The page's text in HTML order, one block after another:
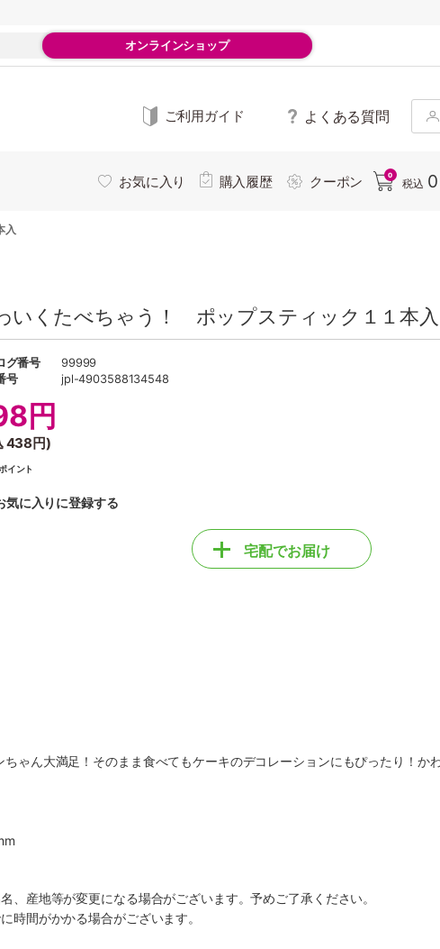
オンラインショップ
ご利用ガイド よくある質問
お気に入り 購入履歴 クーポン 0
税込 0
入
いくたべちゃう！ ポップスティック１１本入
グ番号
99999
号
jpl-4903588134548
円
438円)
ポイント
気に入りに登録する
宅配でお届け
ゃん大満足！そのまま食べてもケーキのデコレーションにもぴったり！か
産地等が変更になる場合がございます。予めご了承ください。
時間がかかる場合がございます。